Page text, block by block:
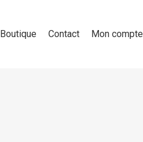
Boutique Contact Mon compte